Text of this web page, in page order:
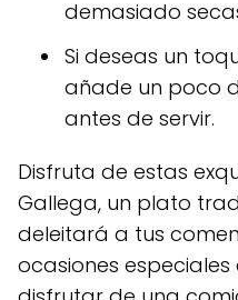
demasiado
Si deseas un
añade un poco
antes de servir.
Disfruta de estas
Gallega, un plato
deleitará a tus
ocasiones